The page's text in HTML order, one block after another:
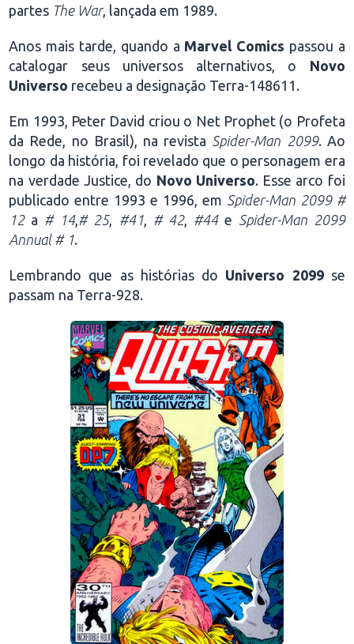
partes The War, lançada em 1989.
Anos mais tarde, quando a Marvel Comics passou a
catalogar seus universos alternativos, o Novo
Universo recebeu a designação Terra-148611.
Em 1993, Peter David criou o Net Prophet (o Profeta
da Rede, no Brasil), na revista Spider-Man 2099. Ao
longo da história, foi revelado que o personagem era
na verdade Justice, do Novo Universo. Esse arco foi
publicado entre 1993 e 1996, em Spider-Man 2099 #
12a # 14,# 25, #41, # 42, #44e Spider-Man 2099
Annual # 1.
Lembrando que as histórias do Universo 2099se
passam na Terra-928.